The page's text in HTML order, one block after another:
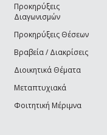
Προκηρύξεις
Διαγωνισμών
Προκηρύξεις Θέσεων
Βραβεία / Διακρίσεις
Διοικητικά Θέματα
Μεταπτυχιακά
Φοιτητική Μέριμνα